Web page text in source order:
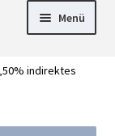
Menü
► LED Panel
►
Deckenleuch
►
indirektes